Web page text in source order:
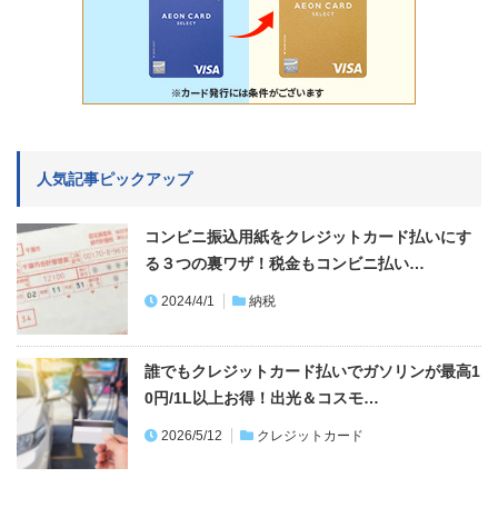
人気記事ピックアップ
コンビニ振込用紙をクレジットカード払いにす
る３つの裏ワザ！税金もコンビニ払い…
2024/4/1 納税
誰でもクレジットカード払いでガソリンが最高1
0円/1L以上お得！出光＆コスモ…
2026/5/12 クレジットカード